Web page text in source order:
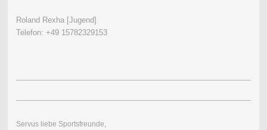
Roland Rexha [Jugend]
Telefon: +49 15782329153
Servus liebe Sportsfreunde,